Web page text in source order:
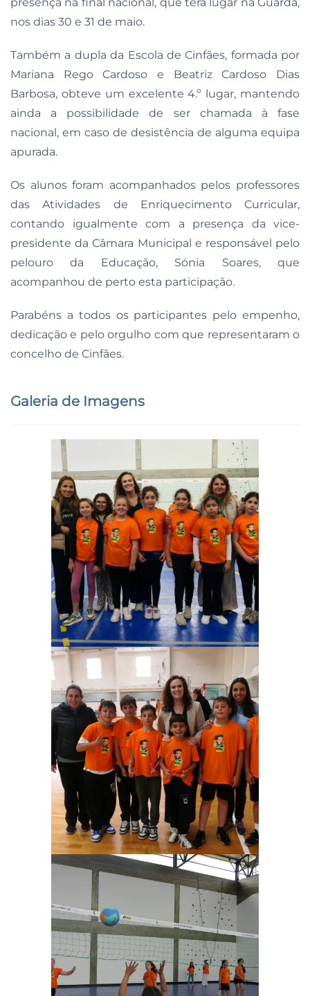
nos dias 30 e 31 de maio.
Também a dupla da Escola de Cinfães, formada por
Mariana Rego Cardoso e Beatriz Cardoso Dias
Barbosa, obteve um excelente 4.º lugar, mantendo
ainda a possibilidade de ser chamada à fase
nacional, em caso de desistência de alguma equipa
apurada.
Os alunos foram acompanhados pelos professores
das Atividades de Enriquecimento Curricular,
contando igualmente com a presença da vice-
presidente da Câmara Municipal e responsável pelo
pelouro da Educação, Sónia Soares, que
acompanhou de perto esta participação.
Parabéns a todos os participantes pelo empenho,
dedicação e pelo orgulho com que representaram o
concelho de Cinfães.
Galeria de Imagens
Ampliar
Ampliar
Ampliar